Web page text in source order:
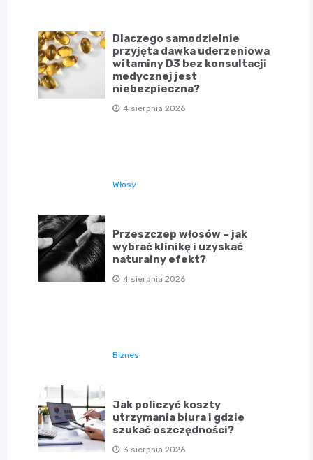
Dlaczego samodzielnie
przyjęta dawka uderzeniowa
witaminy D3 bez konsultacji
medycznej jest
niebezpieczna?
4 sierpnia 2026
Włosy
Przeszczep włosów – jak
wybrać klinikę i uzyskać
naturalny efekt?
4 sierpnia 2026
Biznes
Jak policzyć koszty
utrzymania biura i gdzie
szukać oszczędności?
3 sierpnia 2026